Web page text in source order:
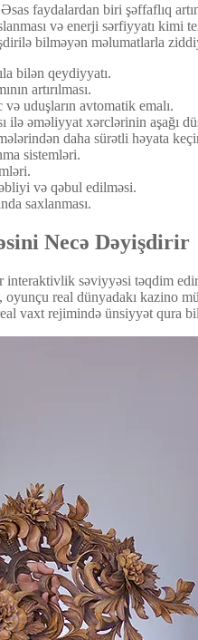
faydalardan biri şəffaflıq
və enerji sərfiyyatı kimi
bilməyən məlumatlarla
bilən qeydiyyatı.
artırılması.
uduşların avtomatik emalı.
ilə əməliyyat xərclərinin aşağı
daha sürətli həyata
sistemləri.
və qəbul edilməsi.
saxlanması.
Necə Dəyişdirir
səviyyəsi təqdim
oyunçu real dünyadakı
vaxt rejimində ünsiyyət qura